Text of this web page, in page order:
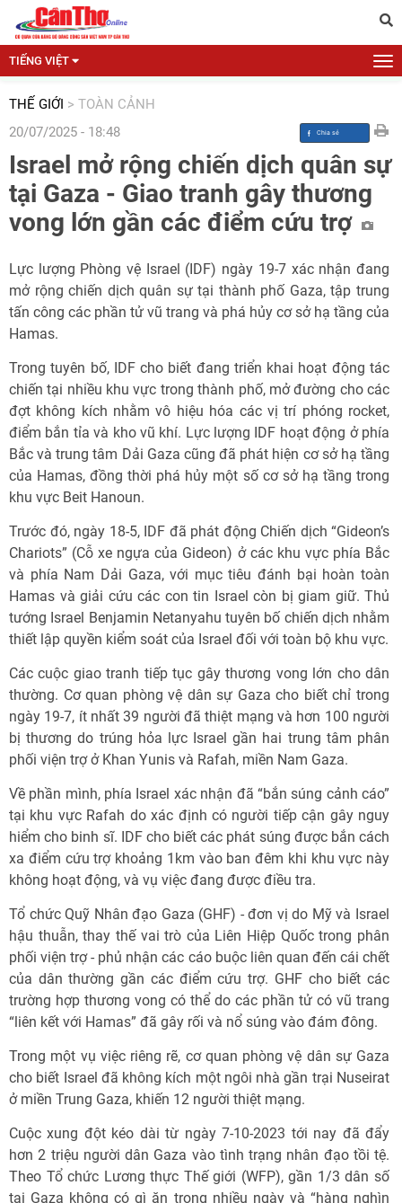
TIẾNG VIỆT
THẾ GIỚI > TOÀN CẢNH
20/07/2025 - 18:48
Israel mở rộng chiến dịch quân sự
tại Gaza - Giao tranh gây thương
vong lớn gần các điểm cứu trợ
Lực lượng Phòng vệ Israel (IDF) ngày 19-7 xác nhận đang
mở rộng chiến dịch quân sự tại thành phố Gaza, tập trung
tấn công các phần tử vũ trang và phá hủy cơ sở hạ tầng của
Hamas.
Trong tuyên bố, IDF cho biết đang triển khai hoạt động tác
chiến tại nhiều khu vực trong thành phố, mở đường cho các
đợt không kích nhằm vô hiệu hóa các vị trí phóng rocket,
điểm bắn tỉa và kho vũ khí. Lực lượng IDF hoạt động ở phía
Bắc và trung tâm Dải Gaza cũng đã phát hiện cơ sở hạ tầng
của Hamas, đồng thời phá hủy một số cơ sở hạ tầng trong
khu vực Beit Hanoun.
Trước đó, ngày 18-5, IDF đã phát động Chiến dịch “Gideon’s
Chariots” (Cỗ xe ngựa của Gideon) ở các khu vực phía Bắc
và phía Nam Dải Gaza, với mục tiêu đánh bại hoàn toàn
Hamas và giải cứu các con tin Israel còn bị giam giữ. Thủ
tướng Israel Benjamin Netanyahu tuyên bố chiến dịch nhằm
thiết lập quyền kiểm soát của Israel đối với toàn bộ khu vực.
Các cuộc giao tranh tiếp tục gây thương vong lớn cho dân
thường. Cơ quan phòng vệ dân sự Gaza cho biết chỉ trong
ngày 19-7, ít nhất 39 người đã thiệt mạng và hơn 100 người
bị thương do trúng hỏa lực Israel gần hai trung tâm phân
phối viện trợ ở Khan Yunis và Rafah, miền Nam Gaza.
Về phần mình, phía Israel xác nhận đã “bắn súng cảnh cáo”
tại khu vực Rafah do xác định có người tiếp cận gây nguy
hiểm cho binh sĩ. IDF cho biết các phát súng được bắn cách
xa điểm cứu trợ khoảng 1km vào ban đêm khi khu vực này
không hoạt động, và vụ việc đang được điều tra.
Tổ chức Quỹ Nhân đạo Gaza (GHF) - đơn vị do Mỹ và Israel
hậu thuẫn, thay thế vai trò của Liên Hiệp Quốc trong phân
phối viện trợ - phủ nhận các cáo buộc liên quan đến cái chết
của dân thường gần các điểm cứu trợ. GHF cho biết các
trường hợp thương vong có thể do các phần tử có vũ trang
“liên kết với Hamas” đã gây rối và nổ súng vào đám đông.
Trong một vụ việc riêng rẽ, cơ quan phòng vệ dân sự Gaza
cho biết Israel đã không kích một ngôi nhà gần trại Nuseirat
ở miền Trung Gaza, khiến 12 người thiệt mạng.
Cuộc xung đột kéo dài từ ngày 7-10-2023 tới nay đã đẩy
hơn 2 triệu người dân Gaza vào tình trạng nhân đạo tồi tệ.
Theo Tổ chức Lương thực Thế giới (WFP), gần 1/3 dân số
tại Gaza không có gì ăn trong nhiều ngày và “hàng nghìn